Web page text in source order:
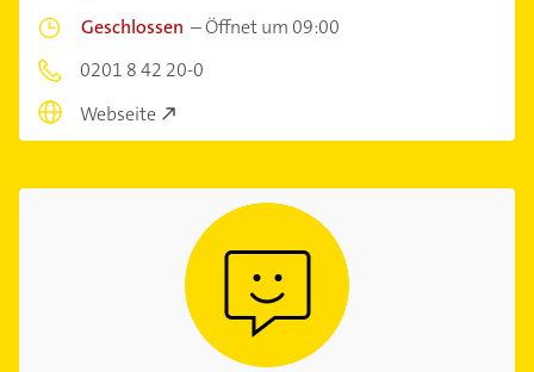
Geschlossen –Öffnet um 09:00
0201 8 42 20-0
Webseite